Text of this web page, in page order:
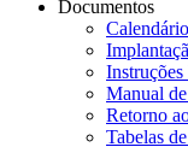
Documentos
Manual
Retorno
Tabelas